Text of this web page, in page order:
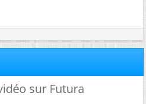
sur Futura